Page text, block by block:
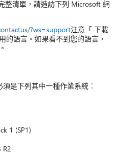
整清單，請造訪下列 Microsoft 網
?ws=support注意「 下載
的語言。如果看不到您的語言，
是下列其中一種作業系統︰
1 (SP1)
R2